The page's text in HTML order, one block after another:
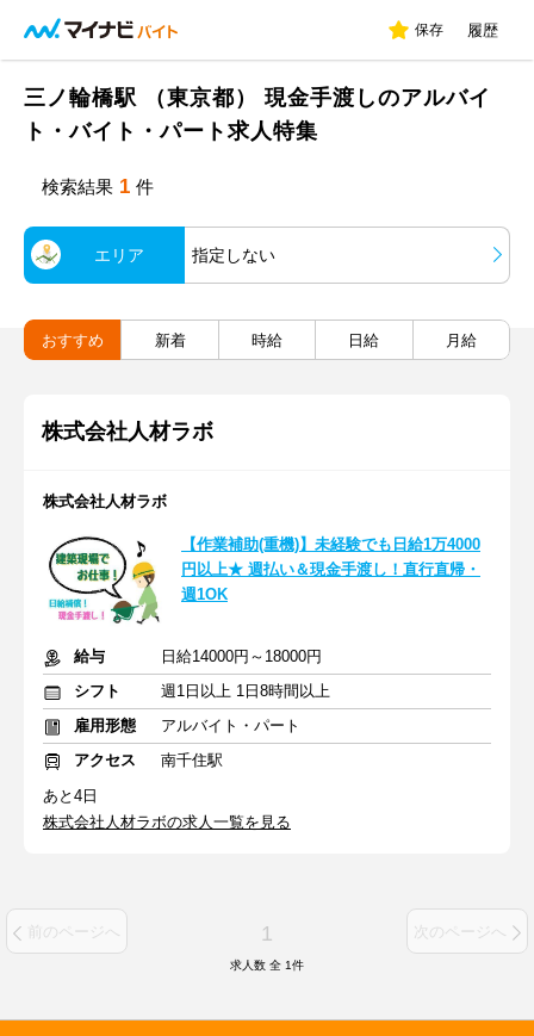
保存 履歴
三ノ輪橋駅 （東京都） 現金手渡しのアルバイ
ト・バイト・パート求人特集
検索結果 1 件
エリア 指定しない
おすすめ 新着 時給 日給 月給
株式会社人材ラボ
株式会社人材ラボ
【作業補助(重機)】未経験でも日給1万4000
円以上★ 週払い＆現金手渡し！直行直帰・
週1OK
給与
日給14000円～18000円
シフト
週1日以上 1日8時間以上
雇用形態
アルバイト・パート
アクセス
南千住駅
あと4日
株式会社人材ラボの求人一覧を見る
前のページへ 1 次のページへ
求人数 全 1件